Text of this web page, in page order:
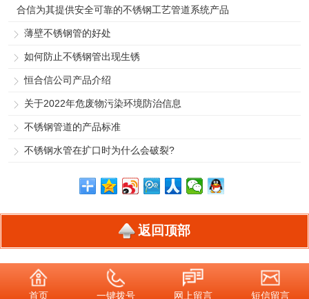
合信为其提供安全可靠的不锈钢工艺管道系统产品
薄壁不锈钢管的好处
如何防止不锈钢管出现生锈
恒合信公司产品介绍
关于2022年危废物污染环境防治信息
不锈钢管道的产品标准
不锈钢水管在扩口时为什么会破裂?
首页 一键拨号 网上留言 短信留言
返回顶部